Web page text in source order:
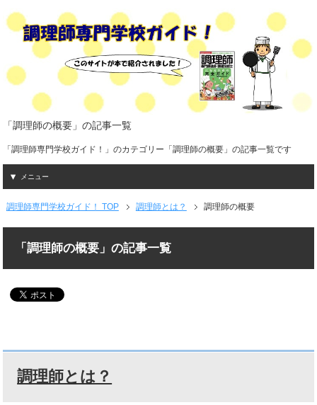
「調理師の概要」の記事一覧
「調理師専門学校ガイド！」のカテゴリー「調理師の概要」の記事一覧です
メニュー
調理師専門学校ガイド！ TOP 調理師とは？ 調理師の概要
「調理師の概要」の記事一覧
調理師とは？